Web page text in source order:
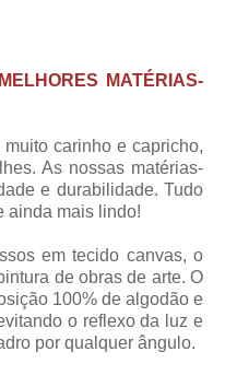
MATÉRIAS-
carinho e capricho,
As nossas matérias-
e durabilidade. Tudo
ainda mais lindo!
em tecido canvas, o
de obras de arte. O
100% de algodão e
o reflexo da luz e
por qualquer ângulo.